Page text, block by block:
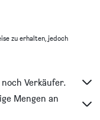
zu erhalten, jedoch
Verkäufer.
Mengen an